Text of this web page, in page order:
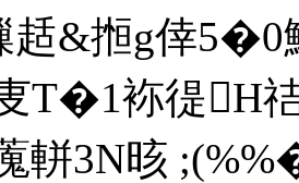
&搄g倖5�0
叓T�1袮徥H
軿3N晐